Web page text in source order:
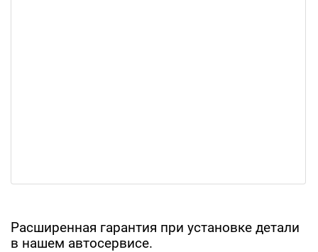
Расширенная гарантия при установке детали
в нашем автосервисе.